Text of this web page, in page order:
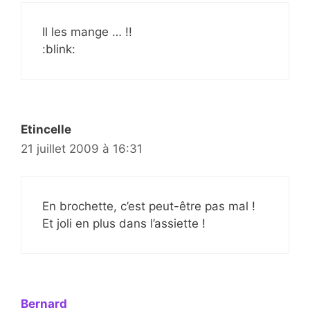
Il les mange … !!
:blink:
Etincelle
21 juillet 2009 à 16:31
En brochette, c’est peut-être pas mal !
Et joli en plus dans l’assiette !
Bernard